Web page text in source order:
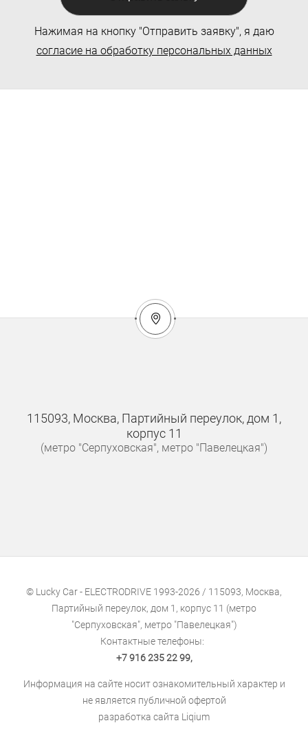
Нажимая на кнопку "Отправить заявку", я даю
согласие на обработку персональных данных
115093, Москва, Партийный переулок, дом 1,
корпус 11
(метро "Серпуховская", метро "Павелецкая")
© Lucky Car - ELECTRODRIVE 1993-2026 / 115093, Москва,
Партийный переулок, дом 1, корпус 11 (метро
"Серпуховская", метро "Павелецкая")
Контактные телефоны:
+7 916 235 22 99,
Информация на сайте носит ознакомительный характер и
не является публичной офертой
разработка сайта Liqium